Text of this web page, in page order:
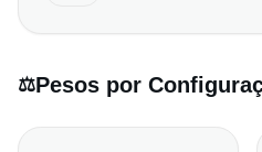
⚖️Pesos por